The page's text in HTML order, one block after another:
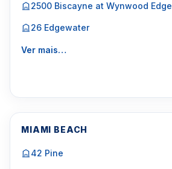
2500 Biscayne at Wynwood Edge
26 Edgewater
Ver mais…
MIAMI BEACH
42 Pine